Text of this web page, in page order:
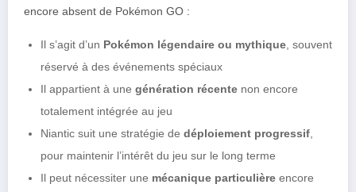
encore absent de Pokémon GO :
Il s’agit d’un Pokémon légendaire ou mythique , souvent
réservé à des événements spéciaux
Il appartient à une génération récente non encore
totalement intégrée au jeu
Niantic suit une stratégie de déploiement progressif
pour maintenir l’intérêt du jeu sur le long terme
Il peut nécessiter une mécanique particulière encore